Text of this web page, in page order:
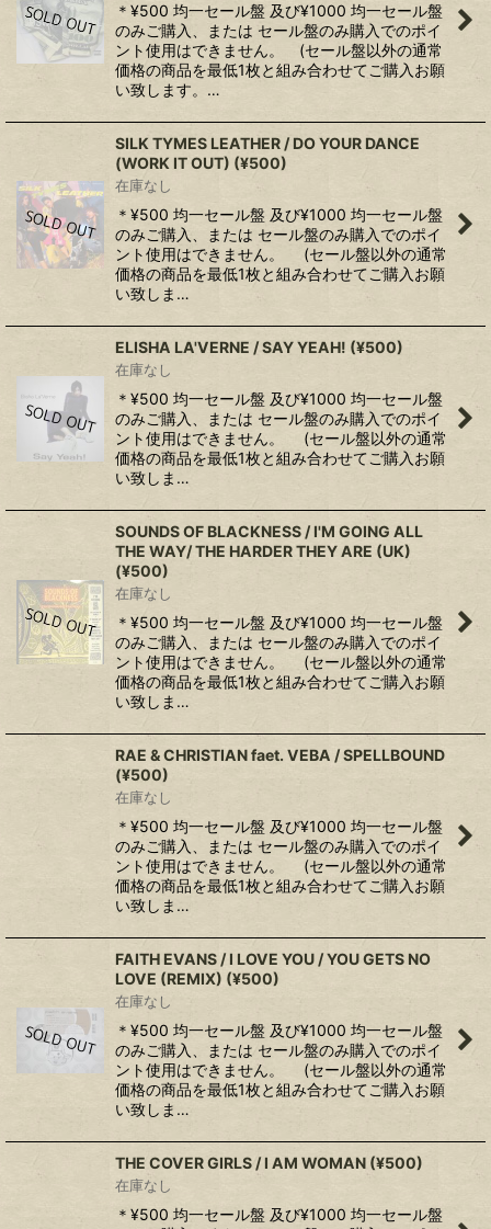
＊¥500 均一セール盤 及び¥1000 均一セール盤
のみご購入、または セール盤のみ購入でのポイ
ント使用はできません。 (セール盤以外の通常
価格の商品を最低1枚と組み合わせてご購入お願
い致します。…
SILK TYMES LEATHER / DO YOUR DANCE
(WORK IT OUT) (¥500)
在庫なし
＊¥500 均一セール盤 及び¥1000 均一セール盤
のみご購入、または セール盤のみ購入でのポイ
ント使用はできません。 (セール盤以外の通常
価格の商品を最低1枚と組み合わせてご購入お願
い致しま…
ELISHA LA'VERNE / SAY YEAH! (¥500)
在庫なし
＊¥500 均一セール盤 及び¥1000 均一セール盤
のみご購入、または セール盤のみ購入でのポイ
ント使用はできません。 (セール盤以外の通常
価格の商品を最低1枚と組み合わせてご購入お願
い致しま…
SOUNDS OF BLACKNESS / I'M GOING ALL
THE WAY/ THE HARDER THEY ARE (UK)
(¥500)
在庫なし
＊¥500 均一セール盤 及び¥1000 均一セール盤
のみご購入、または セール盤のみ購入でのポイ
ント使用はできません。 (セール盤以外の通常
価格の商品を最低1枚と組み合わせてご購入お願
い致しま…
RAE & CHRISTIAN faet. VEBA / SPELLBOUND
(¥500)
在庫なし
＊¥500 均一セール盤 及び¥1000 均一セール盤
のみご購入、または セール盤のみ購入でのポイ
ント使用はできません。 (セール盤以外の通常
価格の商品を最低1枚と組み合わせてご購入お願
い致しま…
FAITH EVANS / I LOVE YOU / YOU GETS NO
LOVE (REMIX) (¥500)
在庫なし
＊¥500 均一セール盤 及び¥1000 均一セール盤
のみご購入、または セール盤のみ購入でのポイ
ント使用はできません。 (セール盤以外の通常
価格の商品を最低1枚と組み合わせてご購入お願
い致しま…
THE COVER GIRLS / I AM WOMAN (¥500)
在庫なし
＊¥500 均一セール盤 及び¥1000 均一セール盤